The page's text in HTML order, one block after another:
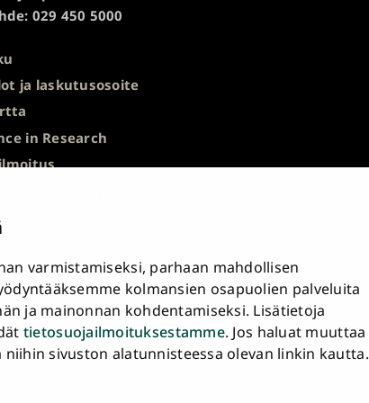
varmistamiseksi, parhaan mahdollisen
kolmansien osapuolien palveluita
ja mainonnan kohdentamiseksi. Lisätietoja
tietosuojailmoituksestamme. Jos haluat muuttaa
sivuston alatunnisteessa olevan linkin kautta.
029 450 5000
ja laskutusosoite
in Research
työkalut